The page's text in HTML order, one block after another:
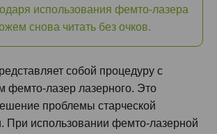
использования фемто-лазера
снова читать без очков.
собой процедуру с
фемто-лазер лазерного. Это
проблемы старческой
При использовании фемто-лазерной